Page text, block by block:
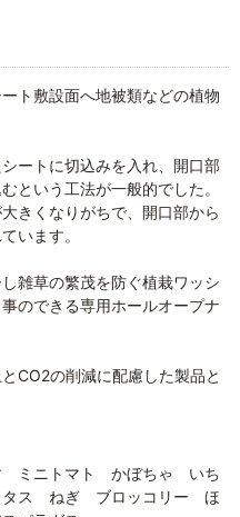
ト敷設面へ地被類などの植物
ートに切込みを入れ、開口部
という工法が一般的でした。
きくなりがちで、開口部から
います。
雑草の繁茂を防ぐ植栽ワッシ
のできる専用ホールオープナ
CO2の削減に配慮した製品と
ミニトマト かぼちゃ いち
ス ねぎ ブロッコリー ほ